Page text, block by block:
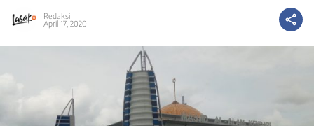
Redaksi
April 17, 2020